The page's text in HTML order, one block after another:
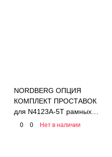
NORDBERG ОПЦИЯ
КОМПЛЕКТ ПРОСТАВОК
для N4123A-5T рамных
авто (4шт.)
0 0 Нет в наличии